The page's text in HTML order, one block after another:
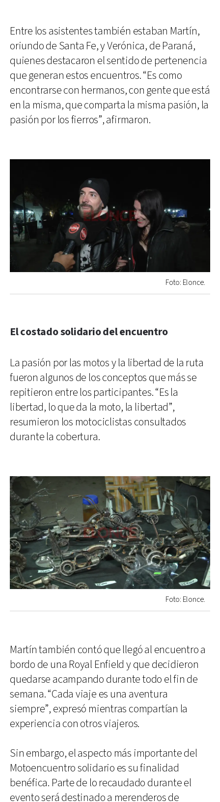
Entre los asistentes también estaban Martín,
oriundo de Santa Fe, y Verónica, de Paraná,
quienes destacaron el sentido de pertenencia
que generan estos encuentros. “Es como
encontrarse con hermanos, con gente que está
en la misma, que comparta la misma pasión, la
pasión por los fierros”, afirmaron.
Foto: Elonce.
El costado solidario del encuentro
La pasión por las motos y la libertad de la ruta
fueron algunos de los conceptos que más se
repitieron entre los participantes. “Es la
libertad, lo que da la moto, la libertad”,
resumieron los motociclistas consultados
durante la cobertura.
Foto: Elonce.
Martín también contó que llegó al encuentro a
bordo de una Royal Enfield y que decidieron
quedarse acampando durante todo el fin de
semana. “Cada viaje es una aventura
siempre”, expresó mientras compartían la
experiencia con otros viajeros.
Sin embargo, el aspecto más importante del
Motoencuentro solidario es su finalidad
benéfica. Parte de lo recaudado durante el
evento será destinado a merenderos de